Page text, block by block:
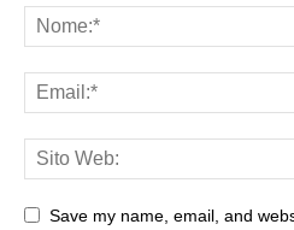
Save my name, email, and